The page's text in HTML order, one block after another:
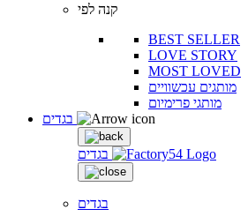
קנה לפי
BEST SELLER
LOVE STORY
MOST LOVED
מותגים עכשוויים
מותגי פרימיום
בגדים
בגדים